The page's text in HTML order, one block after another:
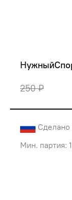
250 ₽
Сделано
Мин. партия: 1